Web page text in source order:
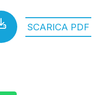
SCARICA PDF